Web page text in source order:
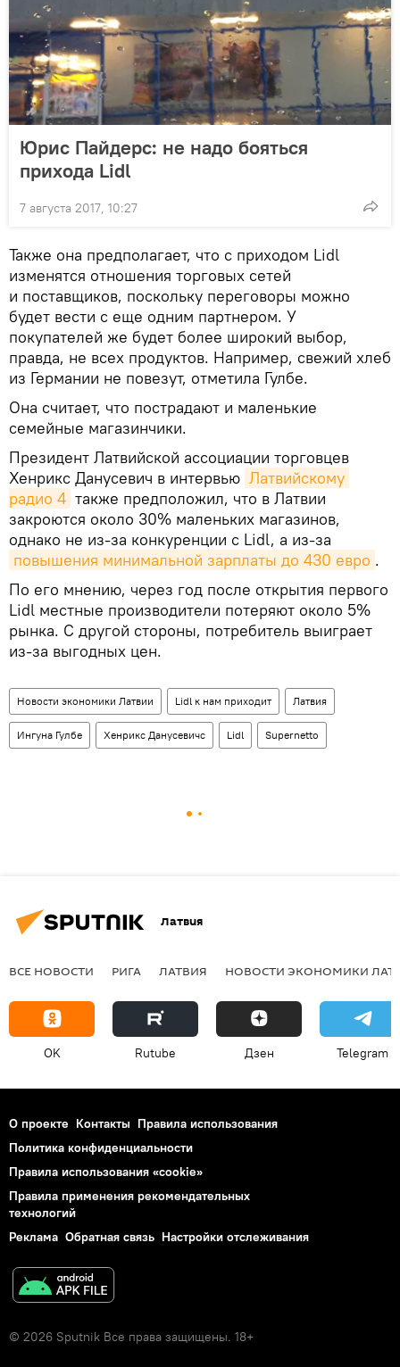
Юрис Пайдерс: не надо бояться
прихода Lidl
7 августа 2017, 10:27
Также она предполагает, что с приходом Lidl
изменятся отношения торговых сетей
и поставщиков, поскольку переговоры можно
будет вести с еще одним партнером. У
покупателей же будет более широкий выбор,
правда, не всех продуктов. Например, свежий хлеб
из Германии не повезут, отметила Гулбе.
Она считает, что пострадают и маленькие
семейные магазинчики.
Президент Латвийской ассоциации торговцев
Хенрикс Данусевич в интервью Латвийскому
радио 4 также предположил, что в Латвии
закроются около 30% маленьких магазинов,
однако не из-за конкуренции с Lidl, а из-за
повышения минимальной зарплаты до 430 евро .
По его мнению, через год после открытия первого
Lidl местные производители потеряют около 5%
рынка. С другой стороны, потребитель выиграет
из-за выгодных цен.
Новости экономики Латвии Lidl к нам приходит Латвия
Ингуна Гулбе Хенрикс Данусевичс Lidl Supernetto
Латвия
ВСЕ НОВОСТИ РИГА ЛАТВИЯ НОВОСТИ ЭКОНОМИКИ
OK Rutube Дзен Telegram
О проекте Контакты Правила использования
Политика конфиденциальности
Правила использования «cookie»
Правила применения рекомендательных
технологий
Реклама Обратная связь Настройки отслеживания
© 2026 Sputnik Все права защищены. 18+